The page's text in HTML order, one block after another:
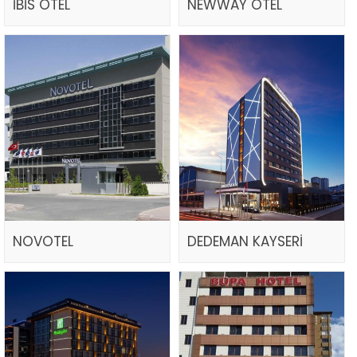
İBİS OTEL NEWWAY OTEL
NOVOTEL DEDEMAN KAYSERİ